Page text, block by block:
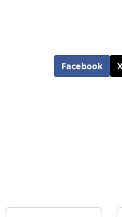
Facebook